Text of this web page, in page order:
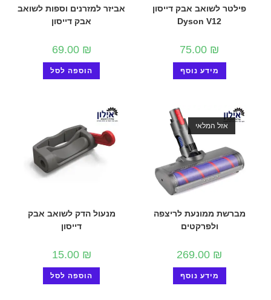
פילטר לשואב אבק דייסון
Dyson V12
75.00 ₪
מידע נוסף
אביזר למזרנים וספות לשואב
אבק דייסון
69.00 ₪
הוספה לסל
אזל המלאי
מברשת ממונעת לריצפה
ולפרקטים
269.00 ₪
מידע נוסף
מנעול הדק לשואב אבק
דייסון
15.00 ₪
הוספה לסל